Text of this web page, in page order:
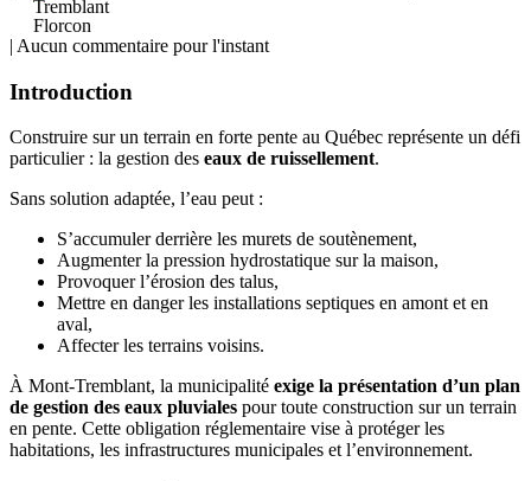
Florcon
| Aucun commentaire pour l'instant
Introduction
Construire sur un terrain en forte pente au Québec représente un défi
particulier : la gestion des eaux de ruissellement.
Sans solution adaptée, l’eau peut :
S’accumuler derrière les murets de soutènement,
Augmenter la pression hydrostatique sur la maison,
Provoquer l’érosion des talus,
Mettre en danger les installations septiques en amont et en
aval,
Affecter les terrains voisins.
À Mont-Tremblant, la municipalité exige la présentation d’un plan
de gestion des eaux pluviales pour toute construction sur un terrain
en pente. Cette obligation réglementaire vise à protéger les
habitations, les infrastructures municipales et l’environnement.